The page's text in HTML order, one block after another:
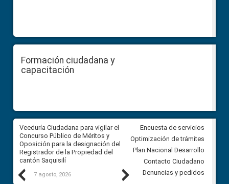
Formación ciudadana y
capacitación
Previous
Veeduría Ciudadana para vigilar el
Concurso Público de Méritos y
Oposición para la designación del
Registrador de la Propiedad del
cantón Saquisilí
7 agosto, 2026
Veeduría Ciudadana para
construcción del asfaltado de
Ballenita del cantón Santa
7 agosto, 2026
Next
Encuesta de servicios
Optimización de trámites
Plan Nacional Desarrollo
Contacto Ciudadano
Denuncias y pedidos